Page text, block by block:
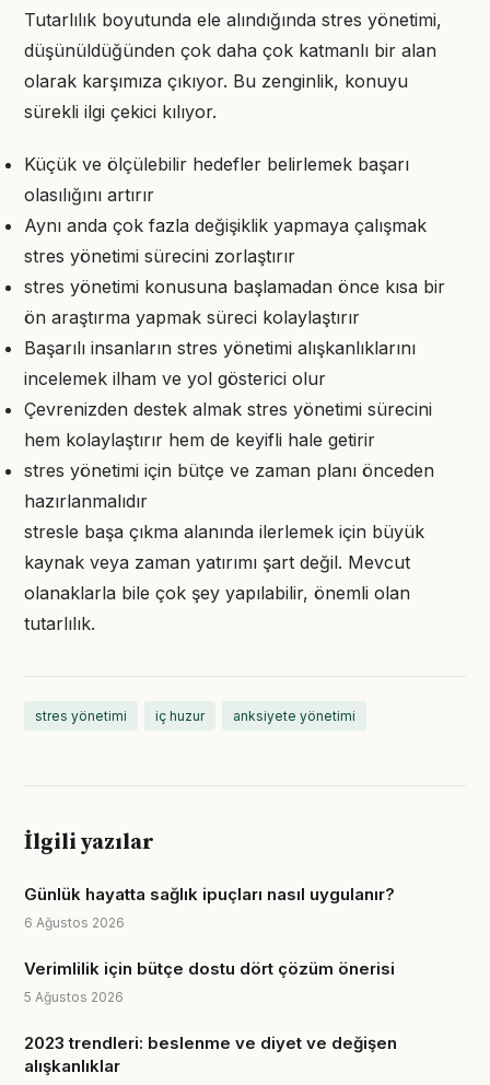
Tutarlılık boyutunda ele alındığında stres yönetimi,
düşünüldüğünden çok daha çok katmanlı bir alan
olarak karşımıza çıkıyor. Bu zenginlik, konuyu
sürekli ilgi çekici kılıyor.
Küçük ve ölçülebilir hedefler belirlemek başarı
olasılığını artırır
Aynı anda çok fazla değişiklik yapmaya çalışmak
stres yönetimi sürecini zorlaştırır
stres yönetimi konusuna başlamadan önce kısa bir
ön araştırma yapmak süreci kolaylaştırır
Başarılı insanların stres yönetimi alışkanlıklarını
incelemek ilham ve yol gösterici olur
Çevrenizden destek almak stres yönetimi sürecini
hem kolaylaştırır hem de keyifli hale getirir
stres yönetimi için bütçe ve zaman planı önceden
hazırlanmalıdır
stresle başa çıkma alanında ilerlemek için büyük
kaynak veya zaman yatırımı şart değil. Mevcut
olanaklarla bile çok şey yapılabilir, önemli olan
tutarlılık.
stres yönetimi iç huzur anksiyete yönetimi
İlgili yazılar
Günlük hayatta sağlık ipuçları nasıl uygulanır?
6 Ağustos 2026
Verimlilik için bütçe dostu dört çözüm önerisi
5 Ağustos 2026
2023 trendleri: beslenme ve diyet ve değişen
alışkanlıklar